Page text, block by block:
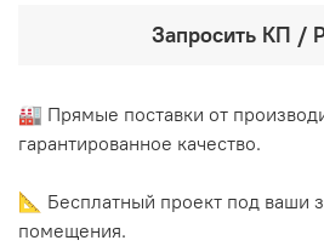
Запросить КП /
🏭 Прямые поставки от
гарантированное качество.
📐 Бесплатный проект под ваши
помещения.